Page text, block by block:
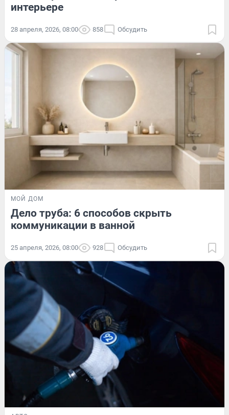
интерьере
28 апреля, 2026, 08:00 858 Обсудить
МОЙ ДОМ
Дело труба: 6 способов скрыть
коммуникации в ванной
25 апреля, 2026, 08:00 928 Обсудить